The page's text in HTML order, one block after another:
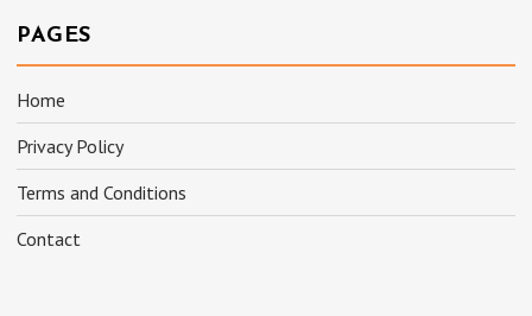
PAGES
Home
Privacy Policy
Terms and Conditions
Contact